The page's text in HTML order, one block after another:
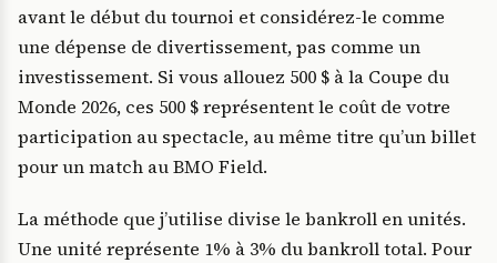
avant le début du tournoi et considérez-le comme
une dépense de divertissement, pas comme un
investissement. Si vous allouez 500 $ à la Coupe du
Monde 2026, ces 500 $ représentent le coût de votre
participation au spectacle, au même titre qu’un billet
pour un match au BMO Field.
La méthode que j’utilise divise le bankroll en unités.
Une unité représente 1% à 3% du bankroll total. Pour